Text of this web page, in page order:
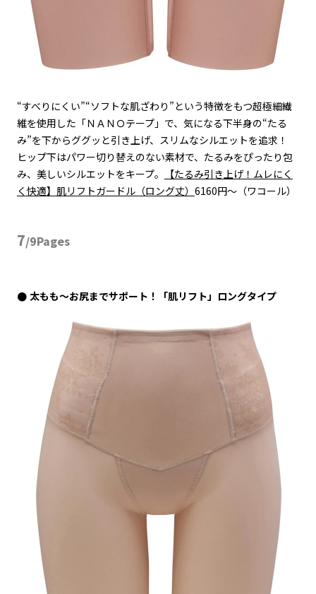
“すべりにくい”“ソフトな肌ざわり”という特徴をもつ超極細繊
維を使用した「ＮＡＮＯテープ」で、気になる下半身の“たる
み”を下からググッと引き上げ、スリムなシルエットを追求！
ヒップ下はパワー切り替えのない素材で、たるみをぴったり包
み、美しいシルエットをキープ。
【たるみ引き上げ！ムレにく
く快適】肌リフトガードル（ロング丈） 6160円〜（ワコール）
7/9Pages
太もも〜お尻までサポート！「肌リフト」ロングタイプ